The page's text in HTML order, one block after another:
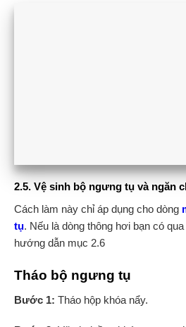
2.5. Vệ sinh bộ ngưng tụ và ngăn
Cách làm này chỉ áp dụng cho dòng
tụ. Nếu là dòng thông hơi bạn có
hướng dẫn mục 2.6
Tháo bộ ngưng tụ
Bước 1: Tháo hộp khóa nẩy.